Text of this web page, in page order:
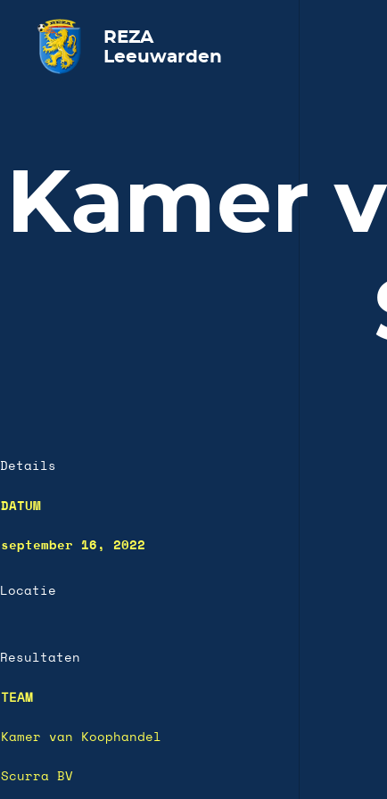
REZA
Leeuwarden
Kamer
Details
DATUM
september 16, 2022
Locatie
Resultaten
TEAM
Kamer van Koophandel
Scurra BV